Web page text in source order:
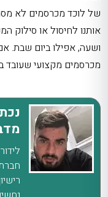
של לוכד מכרסמים לא
אותנו לחיסול או סילוק
ושעה, אפילו ביום
מכרסמים מקצועי שעובד